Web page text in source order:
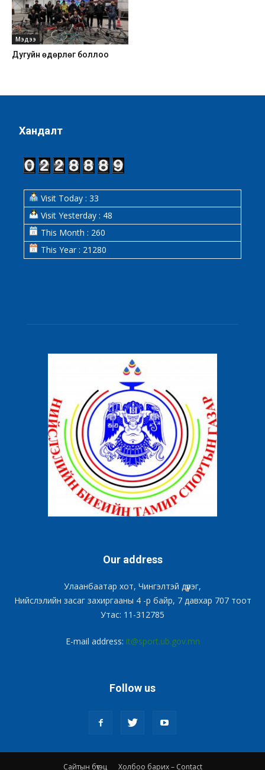
Мэдээ
Дугуйн өдөрлөг боллоо
Хандалт
Visit Today : 33
Visit Yesterday : 48
This Month : 260
This Year : 21280
Our address
Улаанбаатар хот, Чингэлтэй дүүрэг,
Нийслэлийн засаг захиргааны 4 -р байр, 7 давхар 707 тоот
Утас: 11-312785
E-mail address: it@sport.ub.gov.mn
Follow us
Сайтын бүтэц Холбоо барих – Contact